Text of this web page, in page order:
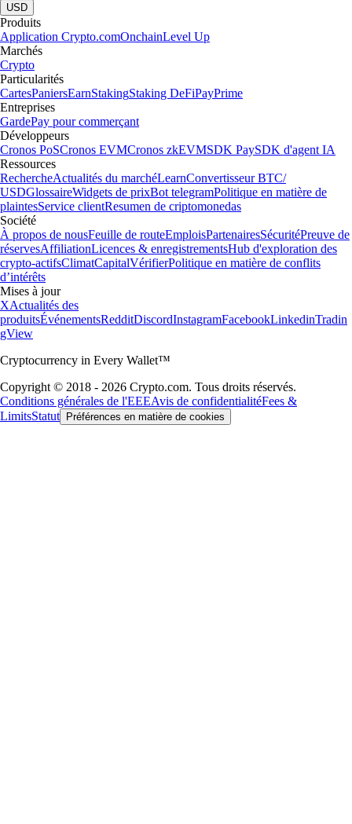
USD
Produits
Application Crypto.comOnchainLevel Up
Marchés
Crypto
Particularités
CartesPaniersEarnStakingStaking DeFiPayPrime
Entreprises
GardePay pour commerçant
Développeurs
Cronos PoSCronos EVMCronos zkEVMSDK PaySDK d'agent IA
Ressources
RechercheActualités du marchéLearnConvertisseur BTC/
USDGlossaireWidgets de prixBot telegramPolitique en matière de
plaintesService clientResumen de criptomonedas
Société
À propos de nousFeuille de routeEmploisPartenairesSécuritéPreuve de
réservesAffiliationLicences & enregistrementsHub d'exploration des
crypto-actifsClimatCapitalVérifierPolitique en matière de conflits
d’intérêts
Mises à jour
XActualités des
produitsÉvénementsRedditDiscordInstagramFacebookLinkedinTradin
gView
Cryptocurrency in Every Wallet™
Copyright © 2018 - 2026 Crypto.com. Tous droits réservés.
Conditions générales de l'EEEAvis de confidentialitéFees &
LimitsStatut Préférences en matière de cookies